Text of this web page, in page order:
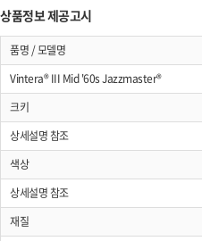
상품정보 제공고시
품명 / 모델명
Vintera® III Mid '60s Jazzmaster®
크키
상세설명 참조
색상
상세설명 참조
재질